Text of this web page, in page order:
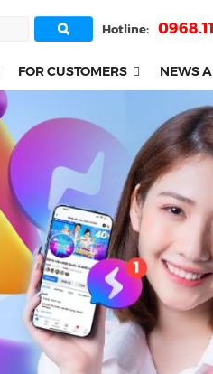
Hotline:
FOR CUSTOMERS NEWS